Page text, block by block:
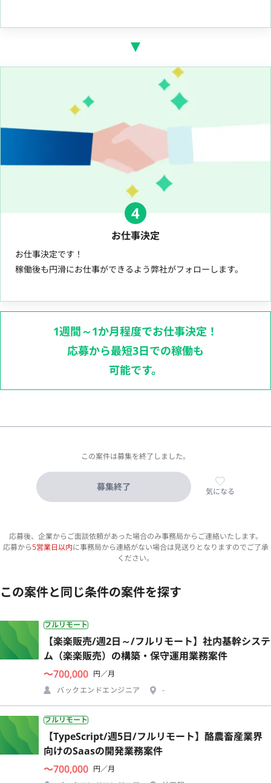
4
お仕事決定
お仕事決定です！
稼働後も円滑にお仕事ができるよう弊社がフォローします。
1週間～1か月程度でお仕事決定！
応募から最短3日での稼働も
可能です。
この案件は募集を終了しました。
募集終了 気になる
応募後、企業からご面談依頼があった場合のみ事務局からご連絡いたします。
応募から5営業日以内に事務局から連絡がない場合は見送りとなりますのでご了承
ください。
この案件と同じ条件の案件を探す
フルリモート
【楽楽販売/週2日～/フルリモート】社内基幹システ
ム（楽楽販売）の構築・保守運用業務案件
〜700,000 円／月
バックエンドエンジニア
-
フルリモート
【TypeScript/週5日/フルリモート】酪農畜産業界
向けのSaasの開発業務案件
〜700,000 円／月